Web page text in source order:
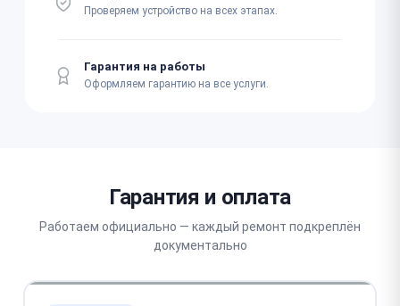
Проверяем устройство на всех этапах.
Гарантия на работы
Оформляем гарантию на все услуги.
Гарантия и оплата
Работаем официально — каждый ремонт подкреплён
документально